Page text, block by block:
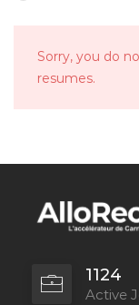
Sorry, you do
resumes.
1124
Active